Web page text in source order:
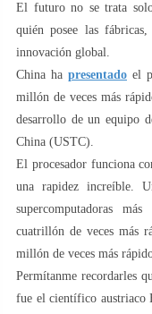
El futuro no se trata
quién posee las
innovación global.
China ha presentado el
millón de veces más
desarrollo de un equipo
China (USTC).
El procesador funciona
una rapidez increíble.
supercomputadoras
cuatrillón de veces más
millón de veces más
Permítanme recordarles
fue el científico austriaco